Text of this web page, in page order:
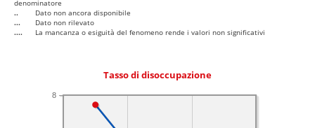
denominatore
..
Dato non ancora disponibile
...
Dato non rilevato
....
La mancanza o esiguità del fenomeno rende i valori non significativi
Tasso di disoccupazione
8